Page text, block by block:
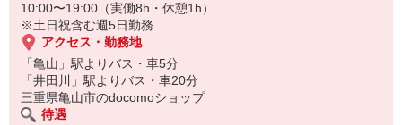
10:00〜19:00（実働8h・休憩1h）
※土日祝含む週5日勤務
アクセス・勤務地
「亀山」駅よりバス・車5分
「井田川」駅よりバス・車20分
三重県亀山市のdocomoショップ
待遇